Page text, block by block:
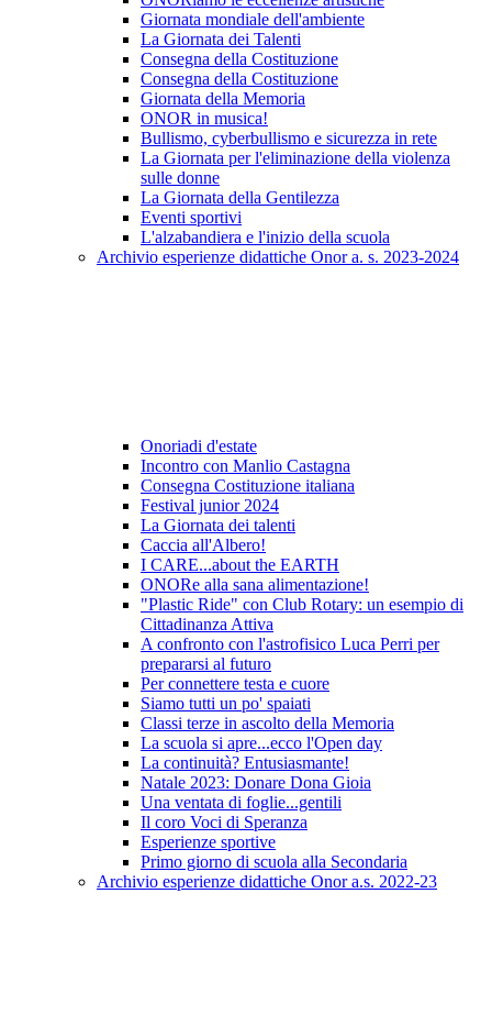
Giornata mondiale dell'ambiente
La Giornata dei Talenti
Consegna della Costituzione
Consegna della Costituzione
Giornata della Memoria
ONOR in musica!
Bullismo, cyberbullismo e sicurezza in rete
La Giornata per l'eliminazione della violenza
sulle donne
La Giornata della Gentilezza
Eventi sportivi
L'alzabandiera e l'inizio della scuola
Archivio esperienze didattiche Onor a. s. 2023-2024
Onoriadi d'estate
Incontro con Manlio Castagna
Consegna Costituzione italiana
Festival junior 2024
La Giornata dei talenti
Caccia all'Albero!
I CARE...about the EARTH
ONORe alla sana alimentazione!
"Plastic Ride" con Club Rotary: un esempio di
Cittadinanza Attiva
A confronto con l'astrofisico Luca Perri per
prepararsi al futuro
Per connettere testa e cuore
Siamo tutti un po' spaiati
Classi terze in ascolto della Memoria
La scuola si apre...ecco l'Open day
La continuità? Entusiasmante!
Natale 2023: Donare Dona Gioia
Una ventata di foglie...gentili
Il coro Voci di Speranza
Esperienze sportive
Primo giorno di scuola alla Secondaria
Archivio esperienze didattiche Onor a.s. 2022-23